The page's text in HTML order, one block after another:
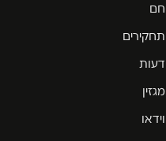
חם
תחקירים
דעות
מגזין
וידאו